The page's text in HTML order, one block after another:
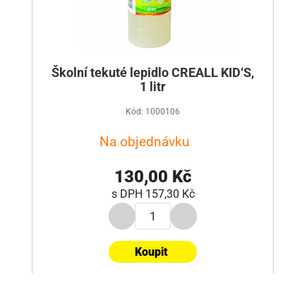
Školní tekuté lepidlo CREALL KID‘S,
1 litr
Kód: 1000106
Na objednávku
130,00 Kč
s DPH 157,30 Kč
Koupit